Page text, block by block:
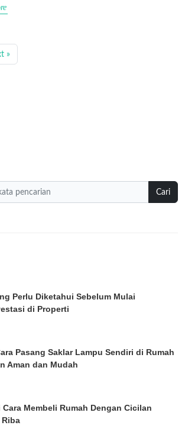
»
Cari
Perlu Diketahui Sebelum Mulai
di Properti
Pasang Saklar Lampu Sendiri di Rumah
Aman dan Mudah
Cara Membeli Rumah Dengan Cicilan
Riba